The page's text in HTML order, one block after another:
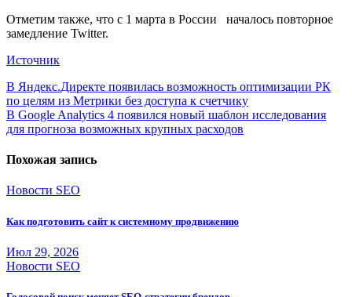
Отметим также, что с 1 марта в России началось повторное
замедление Twitter.
Источник
Навигация
по
записям
В Яндекс.Директе появилась возможность оптимизации РК
по целям из Метрики без доступа к счетчику
В Google Analytics 4 появился новый шаблон исследования
для прогноза возможных крупных расходов
Похожая запись
Новости SEO
Как подготовить сайт к системному продвижению
Июл 29, 2026
Новости SEO